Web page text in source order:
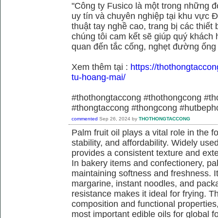
"Công ty Fusico là một trong những
uy tín và chuyên nghiệp tại khu vực
thuật tay nghề cao, trang bị các thiết
chúng tôi cam kết sẽ giúp quý
quan đến tắc cống, nghẹt đường
Xem thêm tại : https://
tu-hoang-mai/
#thothongtaccong #thothongcong
#thongtaccong #thongcong
commented Sep 26, 2024 by THOTHONGTACCONG
Palm fruit oil plays a vital role in the
stability, and affordability. Widely
provides a consistent texture and
In bakery items and confectionery,
maintaining softness and freshness.
margarine, instant noodles, and
resistance makes it ideal for frying.
composition and functional
most important edible oils for global